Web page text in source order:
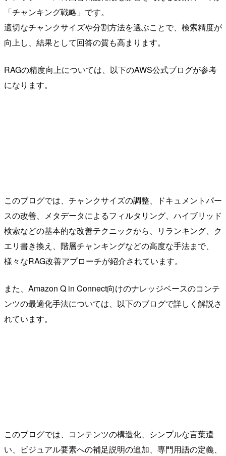
「チャンキング戦略」です。
適切なチャンクサイズや分割方法を選ぶことで、検索精度が
向上し、結果として回答の質も高まります。
RAGの精度向上については、以下のAWS公式ブログが参考
になります。
このブログでは、チャンクサイズの調整、ドキュメントパー
スの改善、メタデータによるフィルタリング、ハイブリッド
検索などの基本的な改善テクニックから、リランキング、ク
エリ書き換え、階層チャンキングなどの高度な手法まで、
様々なRAG改善アプローチが紹介されています。
また、Amazon Q in Connect向けのナレッジベースのコンテ
ンツの最適化手法については、以下のブログで詳しく解説さ
れています。
このブログでは、コンテンツの構造化、シンプルな言葉遣
い、ビジュアル要素への補足説明の追加、専門用語の定義、